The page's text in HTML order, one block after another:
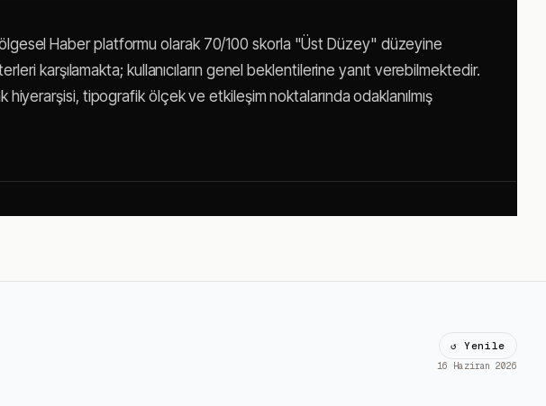
Haber platformu olarak 70/100 skorla "Üst Düzey" düzeyine
karşılamakta; kullanıcıların genel beklentilerine yanıt verebilmektedir.
tipografik ölçek ve etkileşim noktalarında odaklanılmış
↺ Yenile
16 Haziran 2026